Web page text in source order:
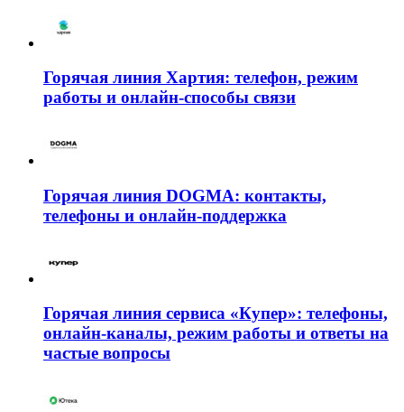
Горячая линия Хартия: телефон, режим
работы и онлайн-способы связи
Горячая линия DOGMA: контакты,
телефоны и онлайн-поддержка
Горячая линия сервиса «Купер»: телефоны,
онлайн-каналы, режим работы и ответы на
частые вопросы